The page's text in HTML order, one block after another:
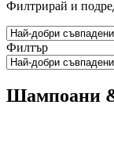
Филтрирай и
Филтър
Шампоани